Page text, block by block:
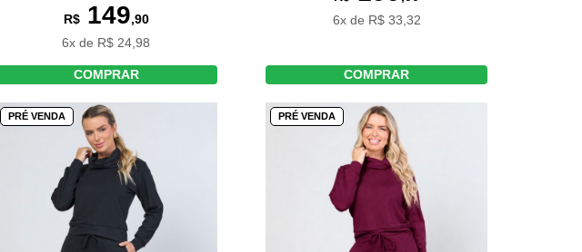
R$149,90
6x de R$ 24,98
COMPRAR
6x de R$ 33,32
COMPRAR
PRÉ VENDA PRÉ VENDA